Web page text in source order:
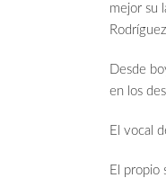
mejor su
Desde
en los
El vocal
El propio